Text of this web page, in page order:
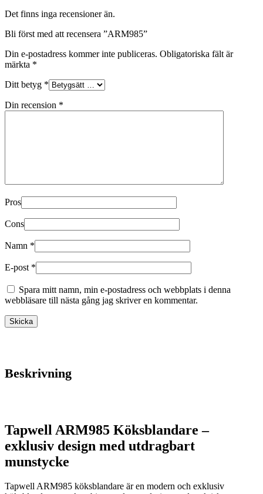
Det finns inga recensioner än.
Bli först med att recensera ”ARM985”
Din e-postadress kommer inte publiceras. Obligatoriska fält är
märkta *
Ditt betyg *
Din recension *
Pros
Cons
Namn *
E-post *
Spara mitt namn, min e-postadress och webbplats i denna
webbläsare till nästa gång jag skriver en kommentar.
Beskrivning
Tapwell ARM985 Köksblandare –
exklusiv design med utdragbart
munstycke
Tapwell ARM985 köksblandare är en modern och exklusiv